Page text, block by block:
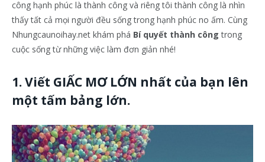
công hạnh phúc là thành công và riêng tôi thành công là nhìn
thấy tất cả mọi người đều sống trong hạnh phúc no ấm. Cùng
Nhungcaunoihay.net khám phá Bí quyết thành công trong
cuộc sống từ những việc làm đơn giản nhé!
1. Viết GIẤC MƠ LỚN nhất của bạn lên
một tấm bảng lớn.